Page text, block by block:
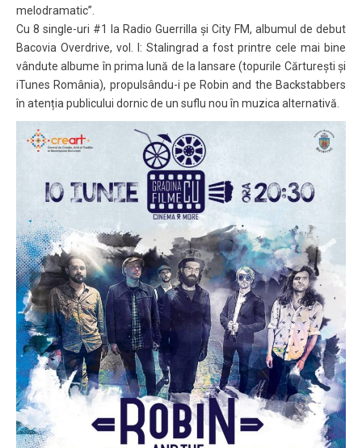
melodramatic”.
Cu 8 single-uri #1 la Radio Guerrilla și City FM, albumul de debut
Bacovia Overdrive, vol. I: Stalingrad a fost printre cele mai bine
vândute albume în prima lună de la lansare (topurile Cărturești și
iTunes România), propulsându-i pe Robin and the Backstabbers
în atenția publicului dornic de un suflu nou în muzica alternativă.